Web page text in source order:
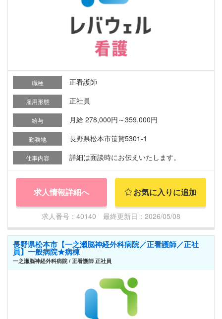
職種 正看護師
雇用形態 正社員
給与 月給 278,000円～359,000円
勤務地 長野県松本市笹賀5301-1
仕事内容 詳細は面談時にお伝えいたします。
求人情報詳細へ お気に入りに追加
求人番号：40140 最終更新日：2026/05/08
長野県松本市【一之瀬脳神経外科病院／正看護師／正社
員】一般病院★病棟
一之瀬脳神経外科病院 / 正看護師 正社員